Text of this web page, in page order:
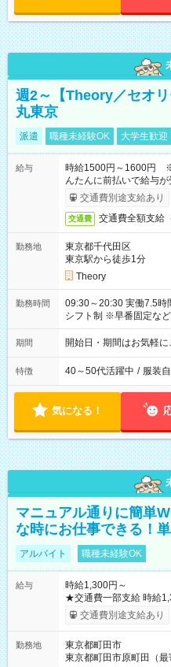
週2～【Theory／セオ
丸東京
派遣 職種未経験OK 大学生歓迎
給与
時給1500円～1600円 ※
んたんに前払いで給与
交通費別途支給あり
交通費 交通費全額支給
勤務地
東京都千代田区
東京駅から徒歩1分
Theory
勤務時間
09:30～20:30 実働7.5時間／休憩1.5時間 営業時間に合わせた
シフト制 ※早番固定な
期間 開始日・期間はお気軽に
特徴 40～50代活躍中 / 服装
気になる！
マニュアル通りに簡単
な時にお仕事できる！
アルバイト 職種未経験OK
給与
時給1,300円～
★交通費一部支給 時給1,300円～ ※試験・役割により手当あり
※勤務回数により昇給
り！】 希望される場合
例】 ・河合塾模擬試験
×8時間＝日収10,400円
交通費別途支給あり
勤務地
東京都町田市
東京都町田市原町田（最